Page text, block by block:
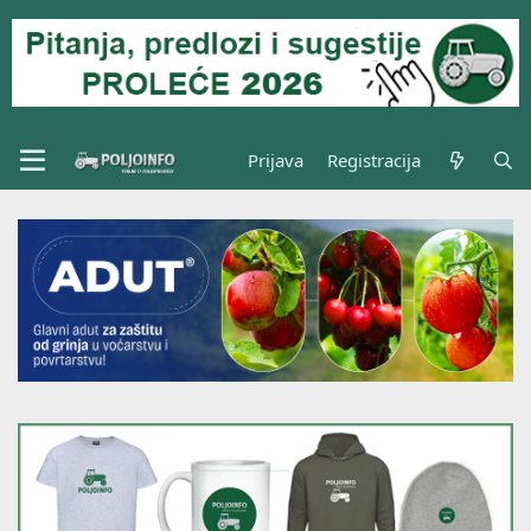
Prijava Registracija